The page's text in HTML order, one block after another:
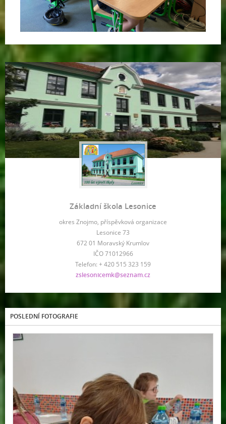
Základní škola Lesonice
okres Znojmo, příspěvková organizace
Lesonice 73
672 01 Moravský Krumlov
IČO 71012966
Telefon: + 420 515 323 159
zslesonicemk@seznam.cz
POSLEDNÍ FOTOGRAFIE